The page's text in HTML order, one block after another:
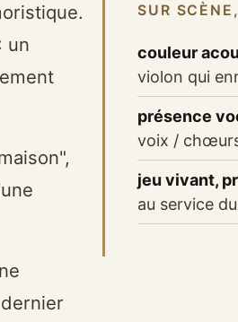
un
SUR
couleur
violon qui
présence
voix /
jeu vivant,
au service